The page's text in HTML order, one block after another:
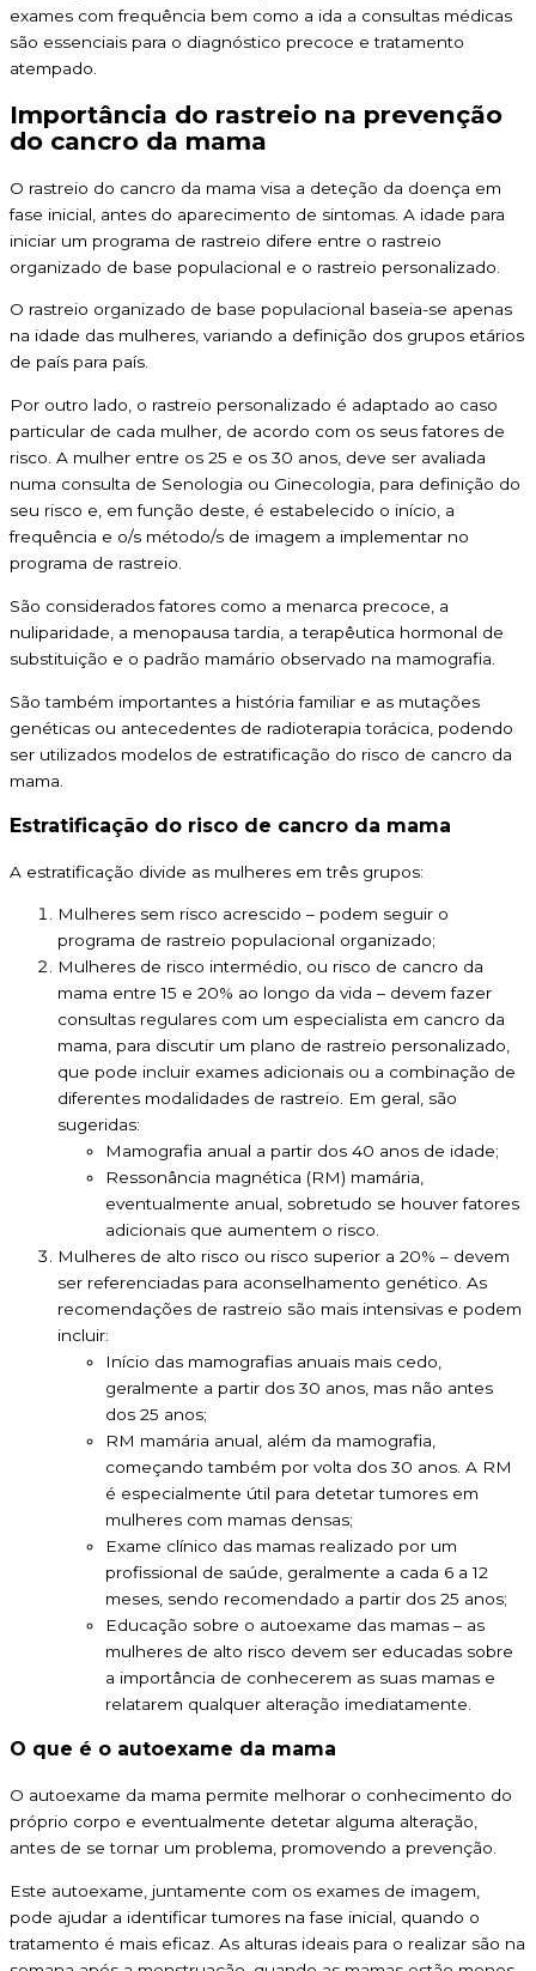
exames com frequência bem como a ida a consultas médicas
são essenciais para o diagnóstico precoce e tratamento
atempado.
Importância do rastreio na prevenção
do cancro da mama
O rastreio do cancro da mama visa a deteção da doença em
fase inicial, antes do aparecimento de sintomas. A idade para
iniciar um programa de rastreio difere entre o rastreio
organizado de base populacional e o rastreio personalizado.
O rastreio organizado de base populacional baseia-se apenas
na idade das mulheres, variando a definição dos grupos etários
de país para país.
Por outro lado, o rastreio personalizado é adaptado ao caso
particular de cada mulher, de acordo com os seus fatores de
risco. A mulher entre os 25 e os 30 anos, deve ser avaliada
numa consulta de Senologia ou Ginecologia, para definição do
seu risco e, em função deste, é estabelecido o início, a
frequência e o/s método/s de imagem a implementar no
programa de rastreio.
São considerados fatores como a menarca precoce, a
nuliparidade, a menopausa tardia, a terapêutica hormonal de
substituição e o padrão mamário observado na mamografia.
São também importantes a história familiar e as mutações
genéticas ou antecedentes de radioterapia torácica, podendo
ser utilizados modelos de estratificação do risco de cancro da
mama.
Estratificação do risco de cancro da mama
A estratificação divide as mulheres em três grupos:
Mulheres sem risco acrescido – podem seguir o
programa de rastreio populacional organizado;
Mulheres de risco intermédio, ou risco de cancro da
mama entre 15 e 20% ao longo da vida – devem fazer
consultas regulares com um especialista em cancro da
mama, para discutir um plano de rastreio personalizado,
que pode incluir exames adicionais ou a combinação de
diferentes modalidades de rastreio. Em geral, são
sugeridas:
Mamografia anual a partir dos 40 anos de idade;
Ressonância magnética (RM) mamária,
eventualmente anual, sobretudo se houver fatores
adicionais que aumentem o risco.
Mulheres de alto risco ou risco superior a 20% – devem
ser referenciadas para aconselhamento genético. As
recomendações de rastreio são mais intensivas e podem
incluir:
Início das mamografias anuais mais cedo,
geralmente a partir dos 30 anos, mas não antes
dos 25 anos;
RM mamária anual, além da mamografia,
começando também por volta dos 30 anos. A RM
é especialmente útil para detetar tumores em
mulheres com mamas densas;
Exame clínico das mamas realizado por um
profissional de saúde, geralmente a cada 6 a 12
meses, sendo recomendado a partir dos 25 anos;
Educação sobre o autoexame das mamas – as
mulheres de alto risco devem ser educadas sobre
a importância de conhecerem as suas mamas e
relatarem qualquer alteração imediatamente.
O que é o autoexame da mama
O autoexame da mama permite melhorar o conhecimento do
próprio corpo e eventualmente detetar alguma alteração,
antes de se tornar um problema, promovendo a prevenção.
Este autoexame, juntamente com os exames de imagem,
pode ajudar a identificar tumores na fase inicial, quando o
tratamento é mais eficaz. As alturas ideais para o realizar são na